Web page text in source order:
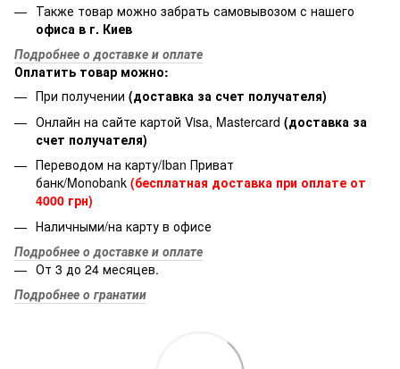
Также товар можно забрать самовывозом с нашего
офиса в г. Киев
Подробнее о доставке и оплате
Оплатить товар можно:
При получении (доставка за счет получателя)
Онлайн на сайте картой Visa, Mastercard (доставка за
счет получателя)
Переводом на карту/Iban Приват
банк/Monobank (бесплатная доставка при оплате от
4000 грн)
Наличными/на карту в офисе
Подробнее о доставке и оплате
От 3 до 24 месяцев.
Подробнее о гранатии